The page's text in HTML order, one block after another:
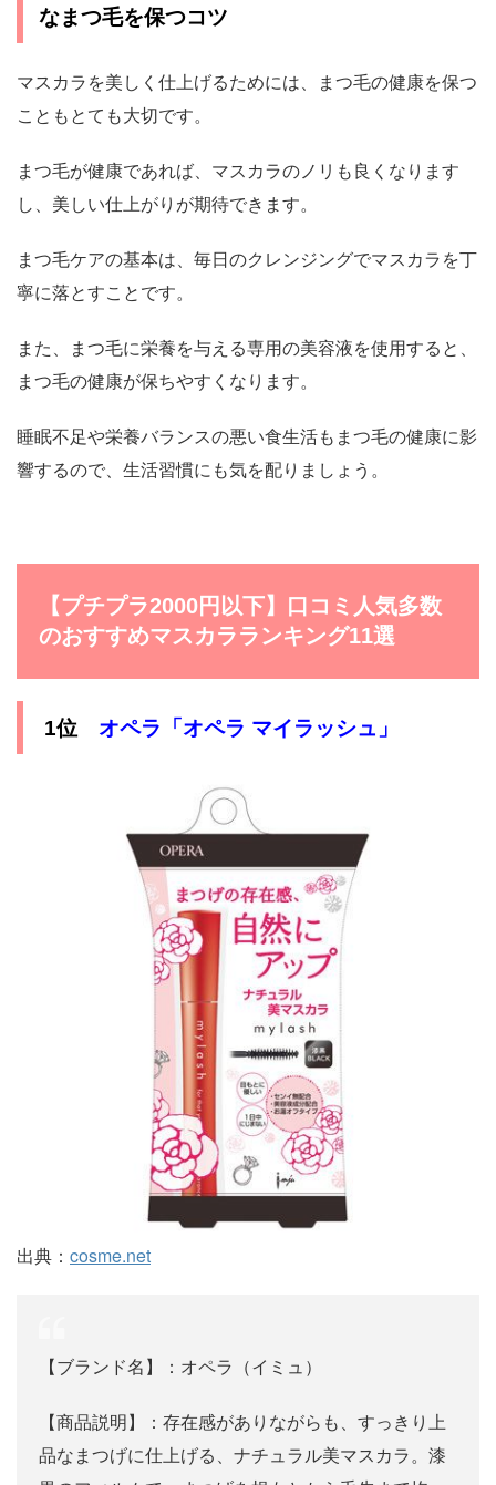
なまつ毛を保つコツ
マスカラを美しく仕上げるためには、まつ毛の健康を保つ
こともとても大切です。
まつ毛が健康であれば、マスカラのノリも良くなります
し、美しい仕上がりが期待できます。
まつ毛ケアの基本は、毎日のクレンジングでマスカラを丁
寧に落とすことです。
また、まつ毛に栄養を与える専用の美容液を使用すると、
まつ毛の健康が保ちやすくなります。
睡眠不足や栄養バランスの悪い食生活もまつ毛の健康に影
響するので、生活習慣にも気を配りましょう。
【プチプラ2000円以下】口コミ人気多数
のおすすめマスカラランキング11選
1位 オペラ「オペラ マイラッシュ」
出典： cosme.net
【ブランド名】：オペラ（イミュ）
【商品説明】：存在感がありながらも、すっきり上
品なまつげに仕上げる、ナチュラル美マスカラ。漆